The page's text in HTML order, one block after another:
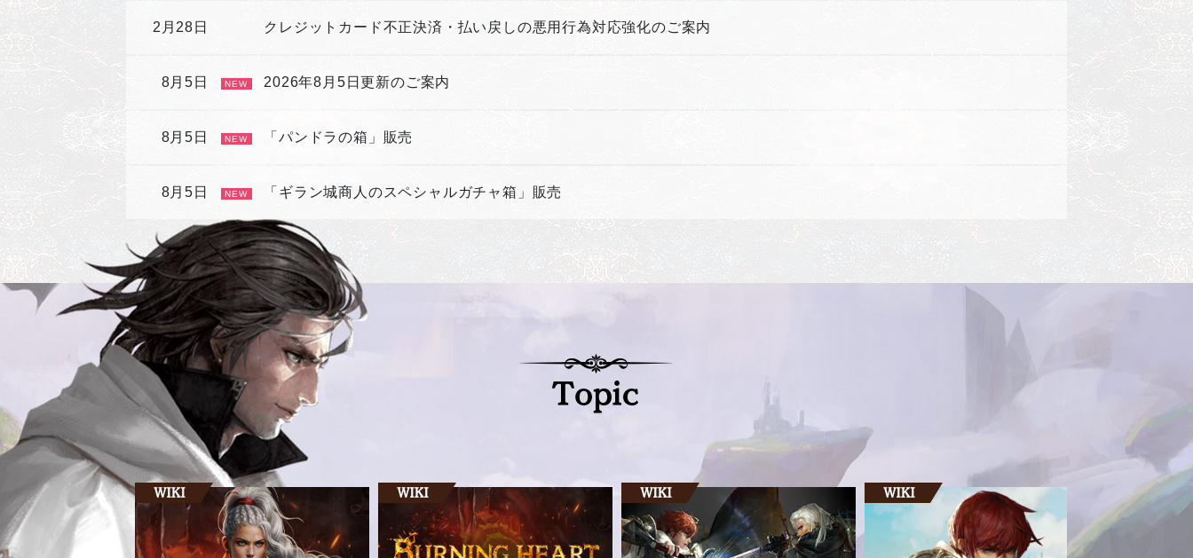
2月28日 クレジットカード不正決済・払い戻しの悪用行為対応強化のご案内
8月5日 NEW 2026年8月5日更新のご案内
8月5日 NEW 「パンドラの箱」販売
8月5日 NEW 「ギラン城商人のスペシャルガチャ箱」販売